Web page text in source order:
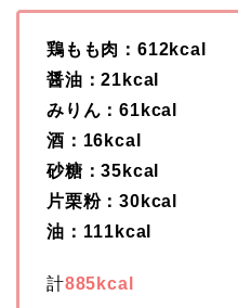
鶏もも肉：612kcal
醤油：21kcal
みりん：61kcal
酒：16kcal
砂糖：35kcal
片栗粉：30kcal
油：111kcal
計885kcal